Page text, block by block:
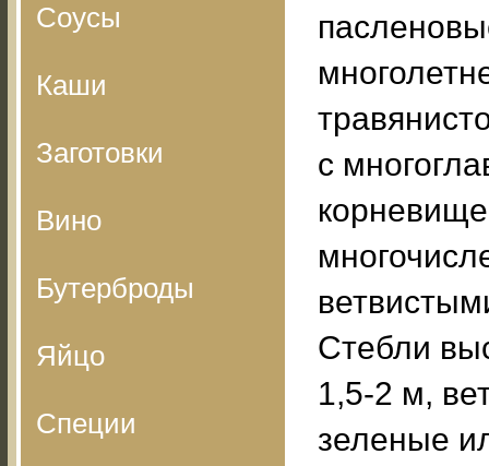
Соусы
Каши
Заготовки
Вино
Бутерброды
Яйцо
Специи
с
Стебли
1,5-2 м,
зеленые